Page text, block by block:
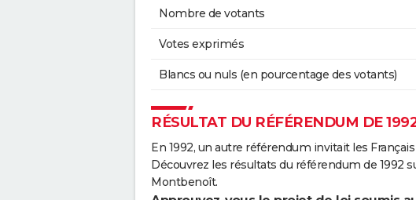
Nombre de votants
Votes exprimés
Blancs ou nuls (en pourcentage des votants)
RÉSULTAT DU RÉFÉRENDUM DE
En 1992, un autre référendum invitait les
Découvrez les résultats du référendum de 1992
Montbenoît.